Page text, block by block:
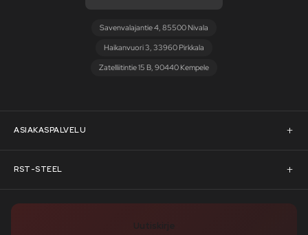
Savenvalajantie 4, 85500 Nivala
Haikanvuori 3, 33960 Pirkkala
Zatelliitintie 15 B, 90440 Kempele
ASIAKASPALVELU
Asiakaspalvelu
Pyydä tarjous
RST-STEEL
RST-Steelin tarina
Uutiskirje